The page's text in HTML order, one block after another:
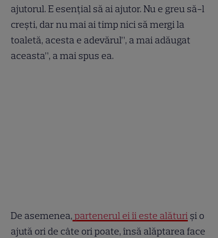
ajutorul. E esențial să ai ajutor. Nu e greu să-l
crești, dar nu mai ai timp nici să mergi la
toaletă, acesta e adevărul”, a mai adăugat
aceasta”, a mai spus ea.
De asemenea, partenerul ei îi este alături și o
ajută ori de câte ori poate, însă alăptarea face